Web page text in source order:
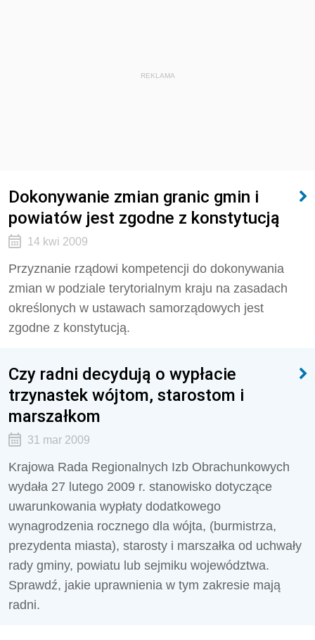
REKLAMA
Dokonywanie zmian granic gmin i
powiatów jest zgodne z konstytucją
14 kwi 2009
Przyznanie rządowi kompetencji do dokonywania
zmian w podziale terytorialnym kraju na zasadach
określonych w ustawach samorządowych jest
zgodne z konstytucją.
Czy radni decydują o wypłacie
trzynastek wójtom, starostom i
marszałkom
31 mar 2009
Krajowa Rada Regionalnych Izb Obrachunkowych
wydała 27 lutego 2009 r. stanowisko dotyczące
uwarunkowania wypłaty dodatkowego
wynagrodzenia rocznego dla wójta, (burmistrza,
prezydenta miasta), starosty i marszałka od uchwały
rady gminy, powiatu lub sejmiku województwa.
Sprawdź, jakie uprawnienia w tym zakresie mają
radni.